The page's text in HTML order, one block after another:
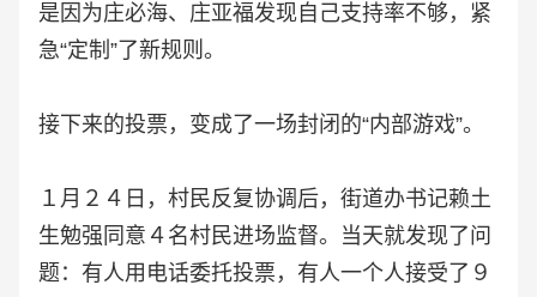
是因为庄必海、庄亚福发现自己支持率不够，紧
急“定制”了新规则。
接下来的投票，变成了一场封闭的“内部游戏”。
１月２４日，村民反复协调后，街道办书记赖土
生勉强同意４名村民进场监督。当天就发现了问
题：有人用电话委托投票，有人一个人接受了９